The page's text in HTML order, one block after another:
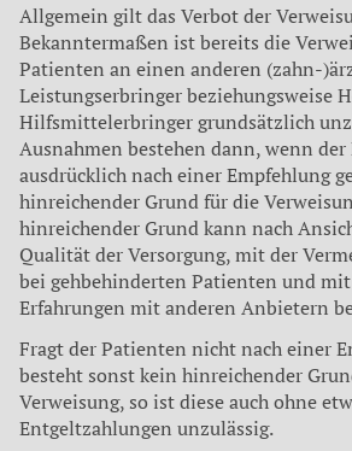
Allgemein gilt das Verbot der
Bekanntermaßen ist bereits die
Patienten an einen anderen (zahn-
Leistungserbringer beziehungsweise
Hilfsmittelerbringer grundsätzlich
Ausnahmen bestehen dann, wenn
ausdrücklich nach einer Empfehlung
hinreichender Grund für die
hinreichender Grund kann nach
Qualität der Versorgung, mit der
bei gehbehinderten Patienten und
Erfahrungen mit anderen Anbietern
Fragt der Patienten nicht nach einer
besteht sonst kein hinreichender
Verweisung, so ist diese auch ohne
Entgeltzahlungen unzulässig.